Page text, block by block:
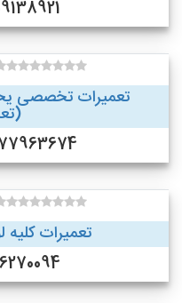
09309138921
تعمیرات تخصصی
09377963674
تعمیرات کلیه
09186270094